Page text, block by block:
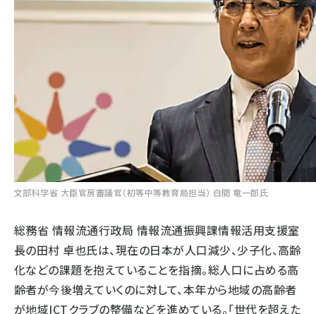
文部科学省 大臣官房審議官（初等中等教育局担当） 白間 竜一郎氏
総務省 情報流通行政局 情報流通振興課情報活用支援室
長の田村 卓也氏は、現在の日本が人口減少、少子化、高齢
化などの課題を抱えていることを指摘。総人口に占める高
齢者が今後増えていくのに対して、本年から地域の高齢者
が地域ICTクラブの整備などを進めている。「世代を超えた